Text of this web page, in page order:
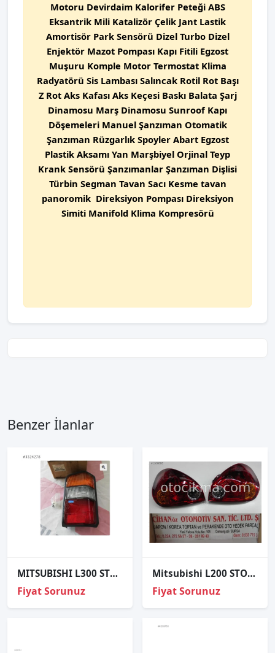
Motoru Devirdaim Kalorifer Peteği ABS
Eksantrik Mili Katalizör Çelik Jant Lastik
Amortisör Park Sensörü Dizel Turbo Dizel
Enjektör Mazot Pompası Kapı Fitili Egzost
Muşuru Komple Motor Termostat Klima
Radyatörü Sis Lambası Salıncak Rotil Rot Başı
Z Rot Aks Kafası Aks Keçesi Baskı Balata Şarj
Dinamosu Marş Dinamosu Sunroof Kapı
Döşemeleri Manuel Şanzıman Otomatik
Şanzıman Rüzgarlık Spoyler Abart Egzost
Plastik Aksamı Yan Marşbiyel Orjinal Teyp
Krank Sensörü Şanzımanlar Şanzıman Dişlisi
Türbin Segman Tavan Sacı Kesme tavan
panoromik Direksiyon Pompası Direksiyon
Simiti Manifold Klima Kompresörü
Benzer İlanlar
MITSUBISHI L300 STOP SAĞ 88-
Fiyat Sorunuz
Mitsubishi L200 STOP 2007-2014 Sağ-Sol ADET FİYATI
Fiyat Sorunuz